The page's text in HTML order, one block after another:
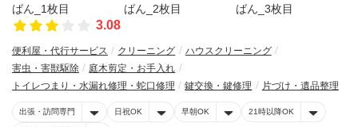
3.08
便利屋・代行サービス クリーニング
ハウスクリーニング
害虫・害獣駆除
庭木剪定・お手入れ
トイレつまり・水漏れ修理・蛇口修理
鍵交換・鍵修理 片づけ・遺品整理
出張・訪問専門 日祝OK 早朝OK 21時以降OK